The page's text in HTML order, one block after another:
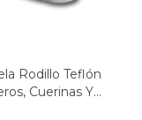
Rodillo Teflón
Cuerinas Y